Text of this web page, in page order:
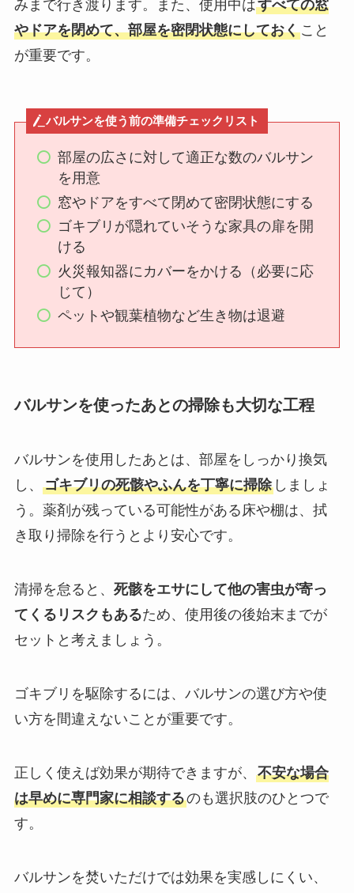
みまで行き渡ります。また、使用中はすべての窓
やドアを閉めて、部屋を密閉状態にしておくこと
が重要です。
バルサンを使う前の準備チェックリスト
部屋の広さに対して適正な数のバルサン
を用意
窓やドアをすべて閉めて密閉状態にする
ゴキブリが隠れていそうな家具の扉を開
ける
火災報知器にカバーをかける（必要に応
じて）
ペットや観葉植物など生き物は退避
バルサンを使ったあとの掃除も大切な工程
バルサンを使用したあとは、部屋をしっかり換気
し、 ゴキブリの死骸やふんを丁寧に掃除しましょ
う。薬剤が残っている可能性がある床や棚は、拭
き取り掃除を行うとより安心です。
清掃を怠ると、 死骸をエサにして他の害虫が寄っ
てくるリスクもあるため、使用後の後始末までが
セットと考えましょう。
ゴキブリを駆除するには、バルサンの選び方や使
い方を間違えないことが重要です。
正しく使えば効果が期待できますが、 不安な場合
は早めに専門家に相談するのも選択肢のひとつで
す。
バルサンを焚いただけでは効果を実感しにくい、